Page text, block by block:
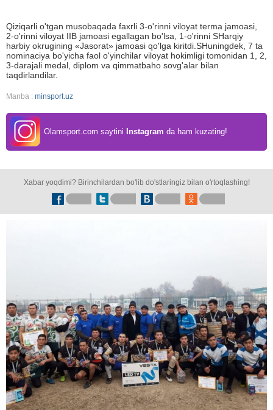
Qiziqarli o'tgan musobaqada faxrli 3-o'rinni viloyat terma jamoasi,
2-o'rinni viloyat IIB jamoasi egallagan bo'lsa, 1-o'rinni SHarqiy
harbiy okrugining «Jasorat» jamoasi qo'lga kiritdi.SHuningdek, 7 ta
nominaciya bo'yicha faol o'yinchilar viloyat hokimligi tomonidan 1, 2,
3-darajali medal, diplom va qimmatbaho sovg'alar bilan
taqdirlandilar.
Manba : minsport.uz
Olamsport.com saytini Instagram da ham kuzating!
Xabar yoqdimi? Birinchilardan bo'lib do'stlaringiz bilan o'rtoqlashing!